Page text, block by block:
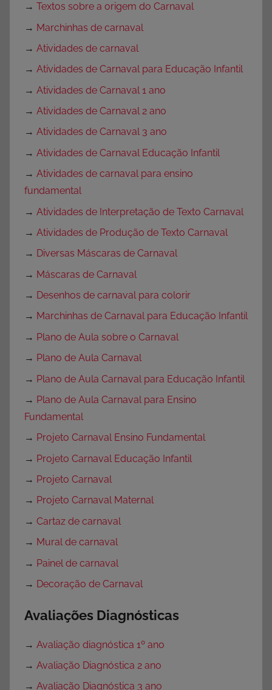
→ Textos sobre a origem do Carnaval
→ Marchinhas de carnaval
→ Atividades de carnaval
→ Atividades de Carnaval para Educação Infantil
→ Atividades de Carnaval 1 ano
→ Atividades de Carnaval 2 ano
→ Atividades de Carnaval 3 ano
→ Atividades de Carnaval Educação Infantil
→ Atividades de carnaval para ensino
fundamental
→ Atividades de Interpretação de Texto Carnaval
→ Atividades de Produção de Texto Carnaval
→ Diversas Máscaras de Carnaval
→ Máscaras de Carnaval
→ Desenhos de carnaval para colorir
→ Marchinhas de Carnaval para Educação Infantil
→ Plano de Aula sobre o Carnaval
→ Plano de Aula Carnaval
→ Plano de Aula Carnaval para Educação Infantil
→ Plano de Aula Carnaval para Ensino
Fundamental
→ Projeto Carnaval Ensino Fundamental
→ Projeto Carnaval Educação Infantil
→ Projeto Carnaval
→ Projeto Carnaval Maternal
→ Cartaz de carnaval
→ Mural de carnaval
→ Painel de carnaval
→ Decoração de Carnaval
Avaliações Diagnósticas
→ Avaliação diagnóstica 1º ano
→ Avaliação Diagnóstica 2 ano
→ Avaliação Diagnóstica 3 ano